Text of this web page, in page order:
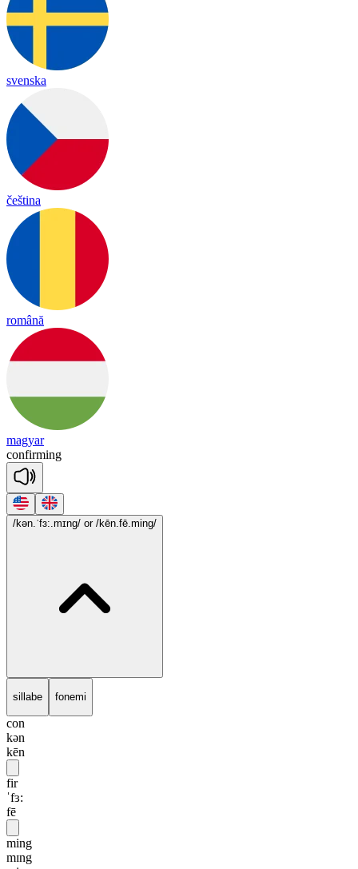
svenska
čeština
română
magyar
confirming
/kən.ˈfɜ:.mɪng/ or /kēn.fē.ming/
sillabe fonemi
con
kən
kēn
fir
ˈfɜ:
fē
ming
mɪng